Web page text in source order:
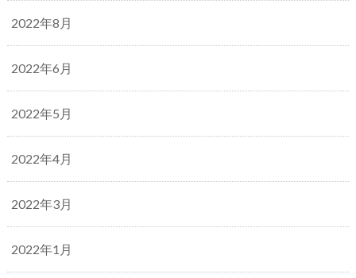
2022年8月
2022年6月
2022年5月
2022年4月
2022年3月
2022年1月